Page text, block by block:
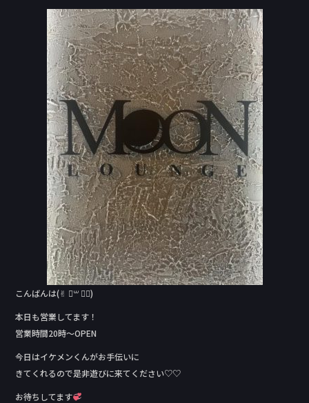
c
e
b
o
o
k
e
こんばんは(✌︎ ॑꒳ ॑✌︎)
本日も営業してます！
営業時間20時～OPEN
今日はイケメンくんがお手伝いに
きてくれるので是非遊びに来てください♡♡
お待ちしてます